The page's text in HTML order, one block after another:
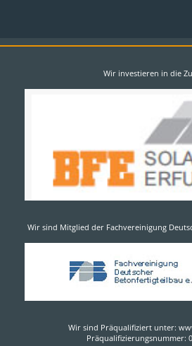
Wir investieren in die
Wir sind Mitglied der Fachvereinigung
Wir sind Präqualifiziert unter:
Präqualifizierungsnummer: